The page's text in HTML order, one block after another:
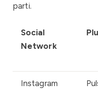
parti.
Social
Network
Instagram